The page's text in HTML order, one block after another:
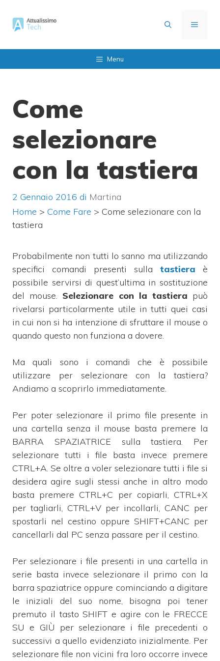
contenuto
MENU
Menu
Come
selezionare
con la tastiera
2 Gennaio 2016 di Martina
Home > Come Fare > Come selezionare con la
tastiera
Probabilmente non tutti lo sanno ma utilizzando
specifici comandi presenti sulla tastiera è
possibile servirsi di quest’ultima in sostituzione
del mouse. Selezionare con la tastiera può
rivelarsi particolarmente utile in tutti quei casi
in cui non si ha intenzione di sfruttare il mouse o
quando questo non funziona a dovere.
Ma quali sono i comandi che è possibile
utilizzare per selezionare con la tastiera?
Andiamo a scoprirlo immediatamente.
Per poter selezionare il primo file presente in
una cartella senza il mouse basta premere la
BARRA SPAZIATRICE sulla tastiera. Per
selezionare tutti i file basta invece premere
CTRL+A. Se oltre a voler selezionare tutti i file si
desidera agire sugli stessi anche in altro modo
basta premere CTRL+C per copiarli, CTRL+X
per tagliarli, CTRL+V per incollarli, CANC per
spostarli nel cestino oppure SHIFT+CANC per
cancellarli dal PC senza passare per il cestino.
Per selezionare i file presenti in una cartella in
serie basta invece selezionare il primo con la
barra spaziatrice oppure cominciando a digitare
le iniziali del suo nome, bisogna poi tener
premuto il tasto SHIFT e agire con le FRECCE
SU e GIÙ per selezionare i file precedenti o
successivi a quello evidenziato inizialmente. Per
selezionare file non vicini fra loro occorre invece